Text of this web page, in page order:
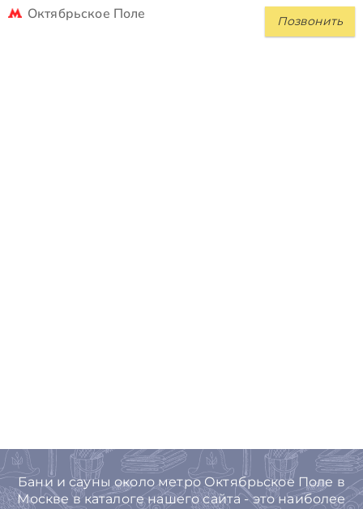
Позвонить
Октябрьское Поле
Бани и сауны около метро Октябрьское Поле в
Москве в каталоге нашего сайта - это наиболее